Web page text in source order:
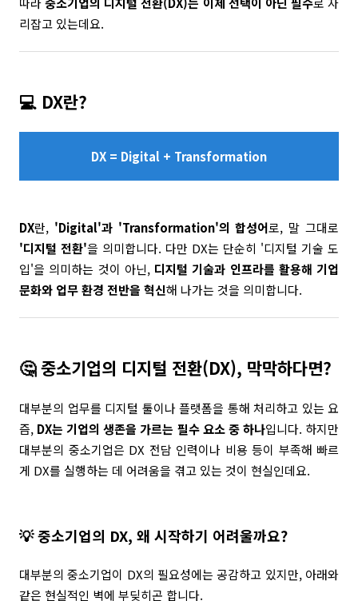
리잡고 있는데요.
💻 DX란?
DX = Digital + Transformation
DX란, 'Digital'과 'Transformation'의 합성어로, 말 그대로
'디지털 전환'을 의미합니다. 다만 DX는 단순히 '디지털 기술 도
입'을 의미하는 것이 아닌, 디지털 기술과 인프라를 활용해 기업
문화와 업무 환경 전반을 혁신해 나가는 것을 의미합니다.
🤔 중소기업의 디지털 전환(DX), 막막하다면?
대부분의 업무를 디지털 툴이나 플랫폼을 통해 처리하고 있는 요
즘, DX는 기업의 생존을 가르는 필수 요소 중 하나입니다. 하지만
대부분의 중소기업은 DX 전담 인력이나 비용 등이 부족해 빠르
게 DX를 실행하는 데 어려움을 겪고 있는 것이 현실인데요.
💡 중소기업의 DX, 왜 시작하기 어려울까요?
대부분의 중소기업이 DX의 필요성에는 공감하고 있지만, 아래와
같은 현실적인 벽에 부딪히곤 합니다.